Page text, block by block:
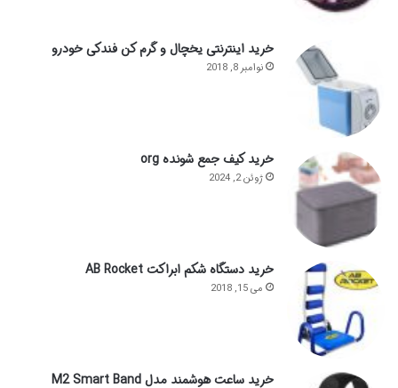
خرید اینترنتی یخچال و گرم کن فندکی خودرو
نوامبر 8, 2018
خرید کیف جمع شونده org
ژوئن 2, 2024
خرید دستگاه شکم ابراکت AB Rocket
می 15, 2018
خرید ساعت هوشمند مدل M2 Smart Band